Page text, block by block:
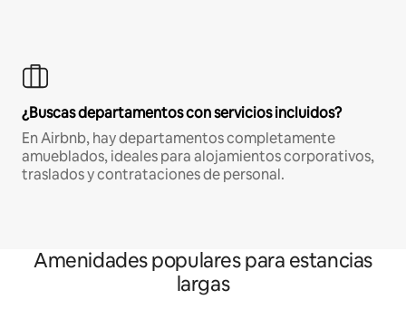
¿Buscas departamentos con servicios incluidos?
En Airbnb, hay departamentos completamente
amueblados, ideales para alojamientos corporativos,
traslados y contrataciones de personal.
Amenidades populares para estancias
largas